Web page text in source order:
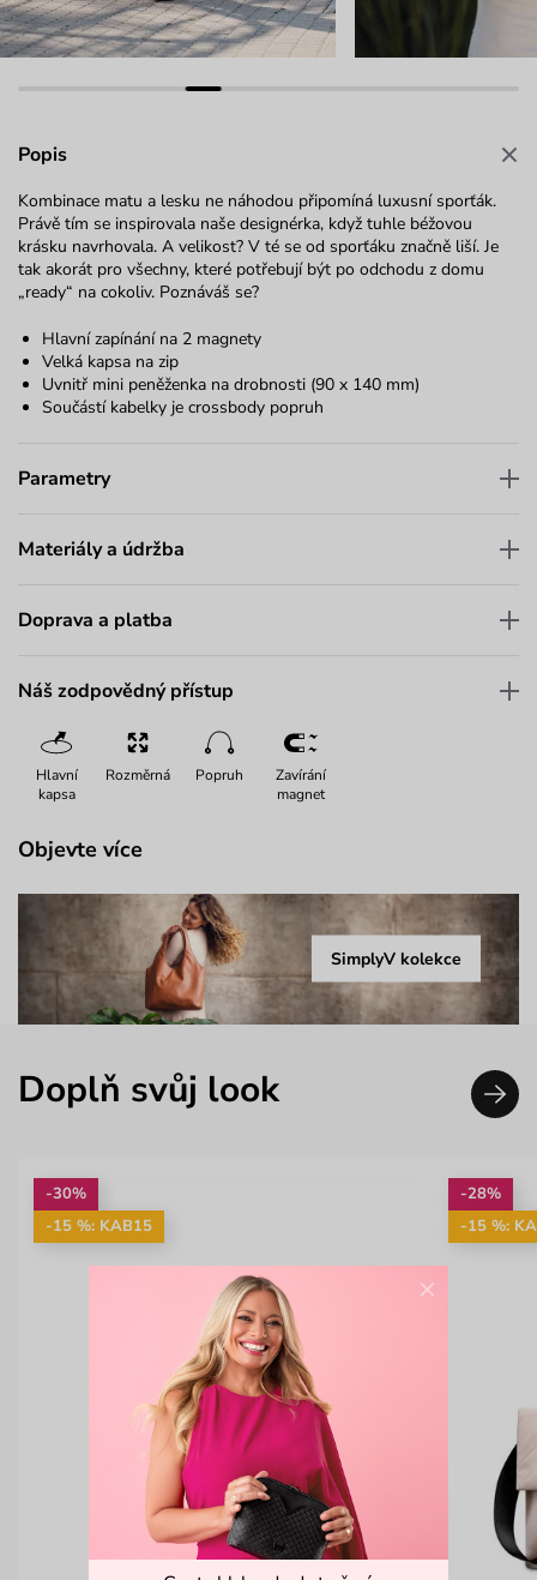
Popis
Kombinace matu a lesku ne náhodou připomíná luxusní sporťák.
Právě tím se inspirovala naše designérka, když tuhle béžovou
krásku navrhovala. A velikost? V té se od sporťáku značně liší. Je
tak akorát pro všechny, které potřebují být po odchodu z domu
„ready“ na cokoliv. Poznáváš se?
Hlavní zapínání na 2 magnety
Velká kapsa na zip
Uvnitř mini peněženka na drobnosti (90 x 140 mm)
Součástí kabelky je crossbody popruh
Parametry
Materiály a údržba
Doprava a platba
Náš zodpovědný přístup
Hlavní
kapsa
Rozměrná Popruh
Zavírání
magnet
Objevte více
SimplyV kolekce
Doplň svůj look
-30%
-15 %: KAB15
-28%
-15 %:
×